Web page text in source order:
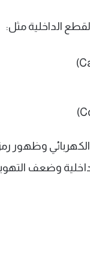
الداخلية مثل:
وضعف